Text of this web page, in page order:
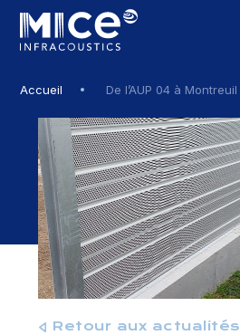
Skip
content
Accueil De l’AUP 04 à Montreuil
Retour aux actualités